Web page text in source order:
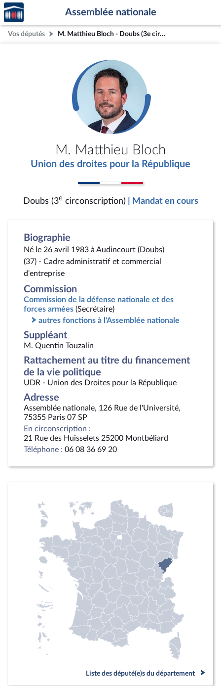
Aller au contenu
Aller en bas de la page
Accèder
à la
page
d'accueil
Assemblée nationale
Vos députés M. Matthieu Bloch - Doubs (3e circonscription)
M. Matthieu Bloch
Union des droites pour la République
Doubs (3ecirconscription) | Mandat en cours
Biographie
Né le 26 avril 1983 à Audincourt (Doubs)
(37) - Cadre administratif et commercial
d'entreprise
Commission
Commission de la défense nationale et des
forces armées (Secrétaire)
autres fonctions à l'Assemblée nationale
Suppléant
M. Quentin Touzalin
Rattachement au titre du financement
de la vie politique
UDR - Union des Droites pour la République
Adresse
Assemblée nationale, 126 Rue de l'Université,
75355 Paris 07 SP
En circonscription :
21 Rue des Huisselets 25200 Montbéliard
Téléphone : 06 08 36 69 20
Liste des député(e)s du département